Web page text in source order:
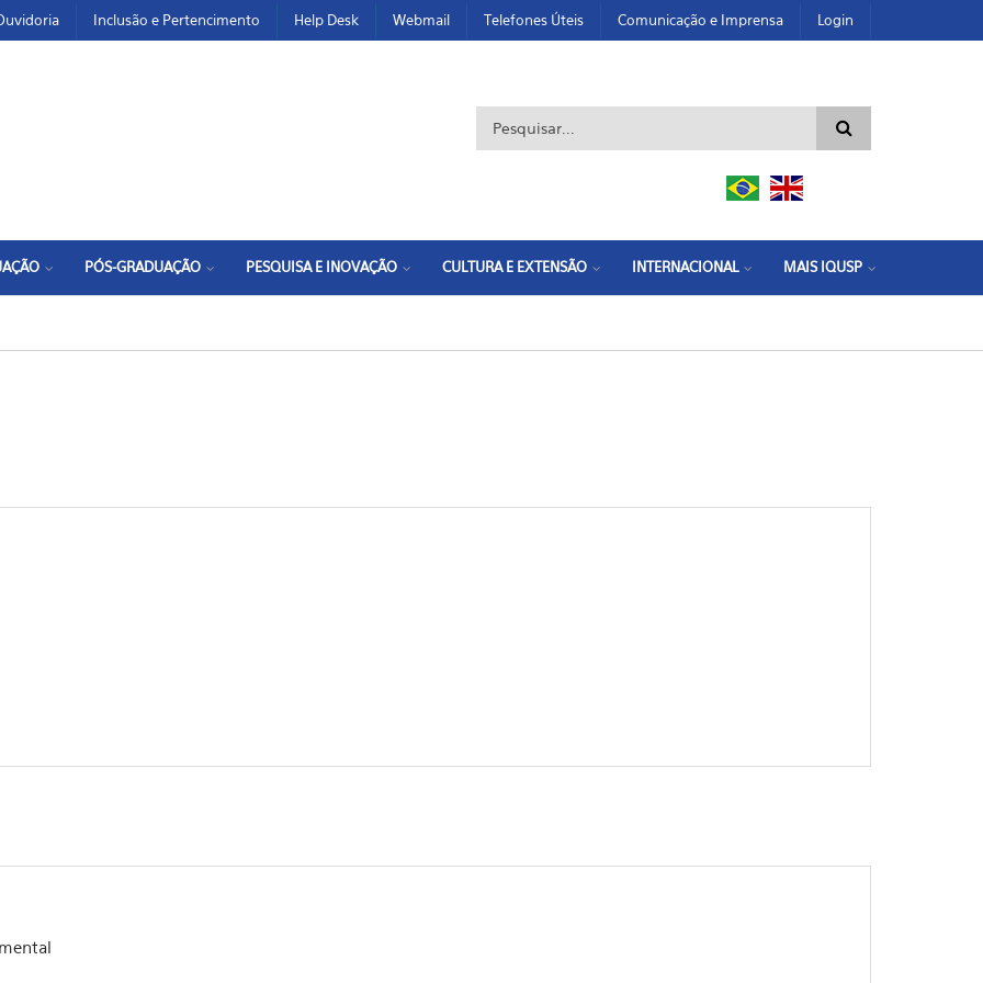
Inclusão e Pertencimento Help Desk Webmail Telefones Úteis Comunicação e Imprensa Login
Formulário de busca
PÓS-GRADUAÇÃO PESQUISA E INOVAÇÃO CULTURA E EXTENSÃO INTERNACIONAL MAIS IQUSP